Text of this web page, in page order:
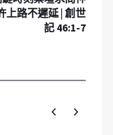
上路不遲延 | 創世
記 46:1-7